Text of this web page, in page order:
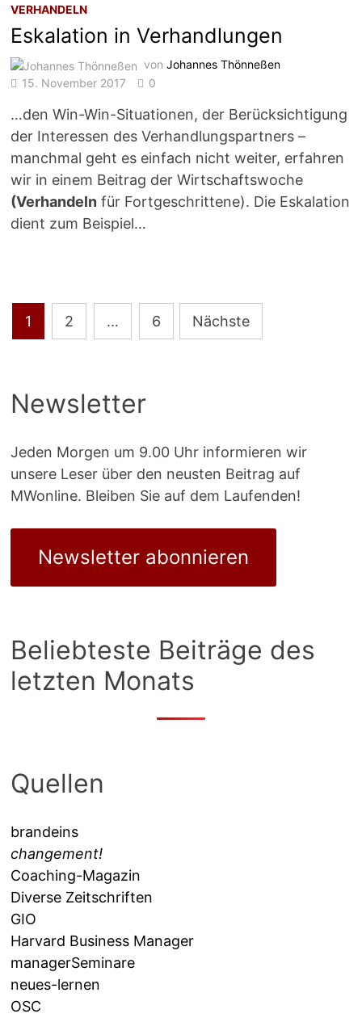
VERHANDELN
Eskalation in Verhandlungen
vonJohannes Thönneßen
15. November 2017
0
…den Win-Win-Situationen, der Berücksichtigung
der Interessen des Verhandlungspartners –
manchmal geht es einfach nicht weiter, erfahren
wir in einem Beitrag der Wirtschaftswoche
(Verhandeln für Fortgeschrittene). Die Eskalation
dient zum Beispiel…
Seitennummerierung
der
1 2 … 6 Nächste
Newsletter
Jeden Morgen um 9.00 Uhr informieren wir
unsere Leser über den neusten Beitrag auf
MWonline. Bleiben Sie auf dem Laufenden!
Newsletter abonnieren
Beliebteste Beiträge des
letzten Monats
Quellen
brandeins
changement!
Coaching-Magazin
Diverse Zeitschriften
GIO
Harvard Business Manager
managerSeminare
neues-lernen
OSC